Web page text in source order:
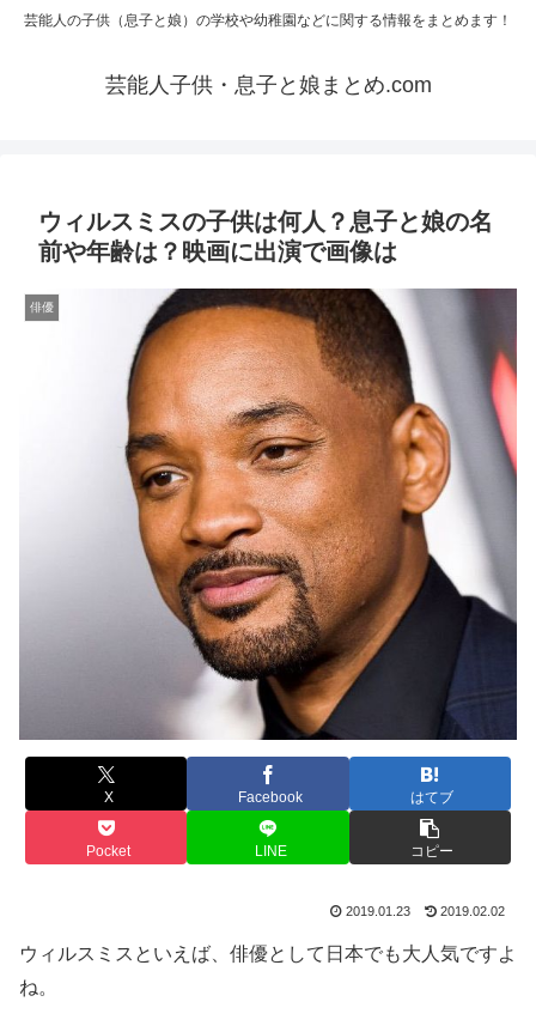
芸能人の子供（息子と娘）の学校や幼稚園などに関する情報をまとめます！
芸能人子供・息子と娘まとめ.com
ウィルスミスの子供は何人？息子と娘の名
前や年齢は？映画に出演で画像は
俳優
X Facebook はてブ
Pocket LINE コピー
2019.01.23 2019.02.02
ウィルスミスといえば、俳優として日本でも大人気ですよ
ね。